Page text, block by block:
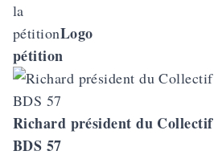
la
pétitionLogo
pétition
Richard président du Collectif
BDS 57